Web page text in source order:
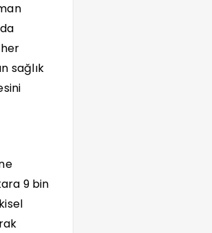
sağlık
9 bin